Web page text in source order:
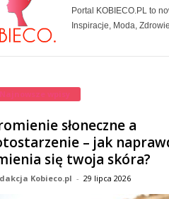
Portal KOBIECO.PL to
Inspiracje, Moda,
Najnowsze wpisy
słoneczne a
– jak
się twoja skóra?
Kobieco.pl - 29 lipca 2026